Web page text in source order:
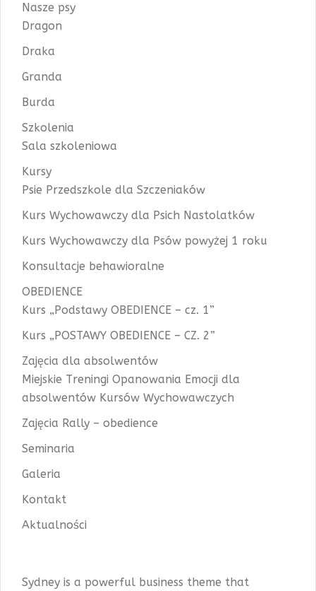
Nasze psy
Dragon
Draka
Granda
Burda
Szkolenia
Sala szkoleniowa
Kursy
Psie Przedszkole dla Szczeniaków
Kurs Wychowawczy dla Psich Nastolatków
Kurs Wychowawczy dla Psów powyżej 1 roku
Konsultacje behawioralne
OBEDIENCE
Kurs „Podstawy OBEDIENCE – cz. 1”
Kurs „POSTAWY OBEDIENCE – CZ. 2”
Zajęcia dla absolwentów
Miejskie Treningi Opanowania Emocji dla
absolwentów Kursów Wychowawczych
Zajęcia Rally – obedience
Seminaria
Galeria
Kontakt
Aktualności
Sydney is a powerful business theme that